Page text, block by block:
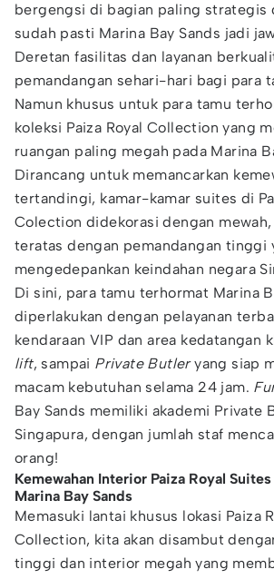
bergengsi di bagian paling strategis
sudah pasti Marina Bay Sands jadi
Deretan fasilitas dan layanan
pemandangan sehari-hari bagi para
Namun khusus untuk para tamu
koleksi Paiza Royal Collection yang
ruangan paling megah pada Marina
Dirancang untuk memancarkan
tertandingi, kamar-kamar suites di
Colection didekorasi dengan
teratas dengan pemandangan tinggi
mengedepankan keindahan negara
Di sini, para tamu terhormat Marina
diperlakukan dengan pelayanan
kendaraan VIP dan area kedatangan
lift, sampai Private Butleryang siap
macam kebutuhan selama 24 jam.
Bay Sands memiliki akademi Private
Singapura, dengan jumlah staf
orang!
Kemewahan Interior Paiza Royal
Marina Bay Sands
Memasuki lantai khusus lokasi Paiza
Collection, kita akan disambut
tinggi dan interior megah yang